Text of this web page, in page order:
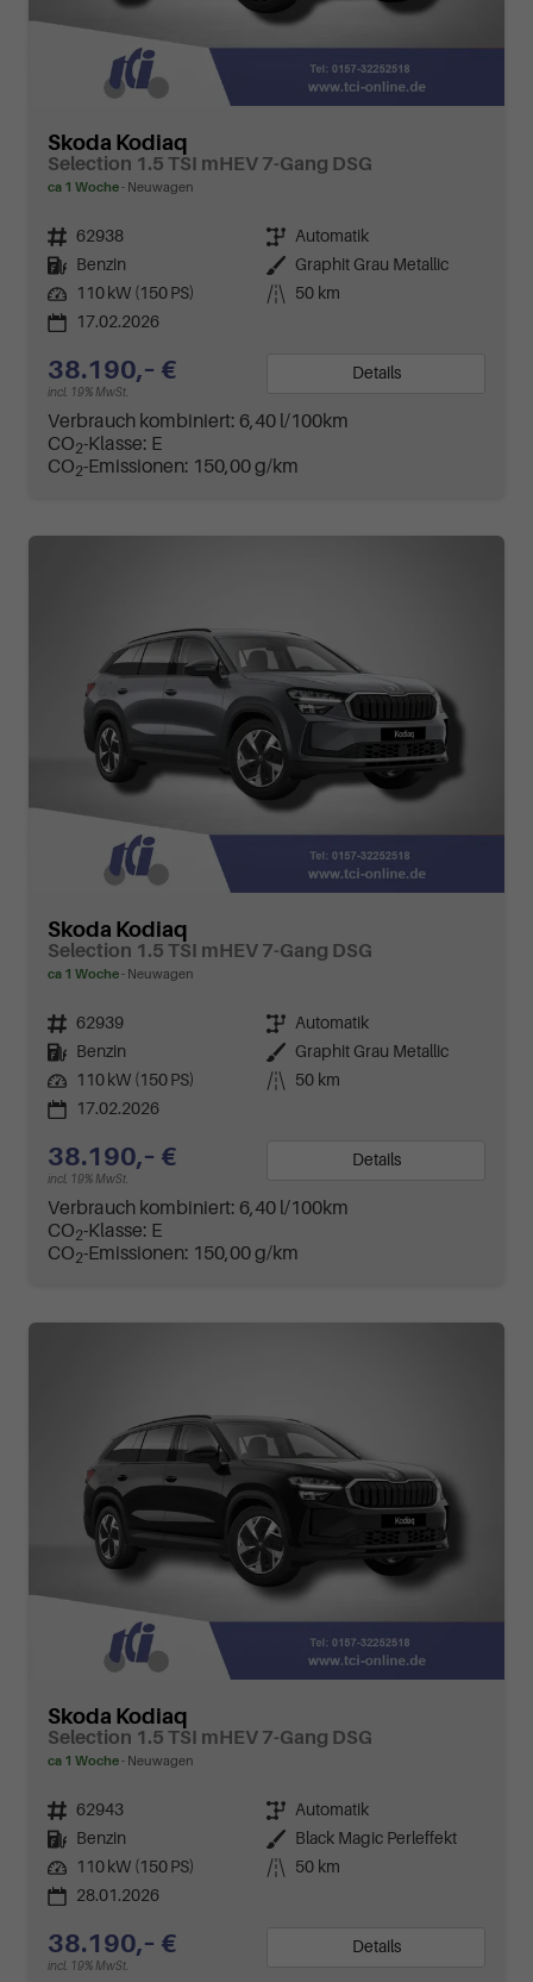
Skoda Kodiaq
Selection 1.5 TSI mHEV 7-Gang DSG
ca 1 Woche Neuwagen
Fahrzeugnr. 62938 Getriebe Automatik
Kraftstoff
Benzin Außenfarbe
Graphit Grau Metallic
Leistung
110 kW (150 PS) Kilometerstand
50 km
17.02.2026
38.190,– €
incl. 19% MwSt.
Details
Verbrauch kombiniert: 6,40 l/100km
CO2-Klasse: E
CO2-Emissionen: 150,00 g/km
Skoda Kodiaq
Selection 1.5 TSI mHEV 7-Gang DSG
ca 1 Woche Neuwagen
Fahrzeugnr. 62939 Getriebe Automatik
Kraftstoff
Benzin Außenfarbe
Graphit Grau Metallic
Leistung
110 kW (150 PS) Kilometerstand
50 km
17.02.2026
38.190,– €
incl. 19% MwSt.
Details
Verbrauch kombiniert: 6,40 l/100km
CO2-Klasse: E
CO2-Emissionen: 150,00 g/km
Skoda Kodiaq
Selection 1.5 TSI mHEV 7-Gang DSG
ca 1 Woche Neuwagen
Fahrzeugnr. 62943 Getriebe Automatik
Kraftstoff
Benzin Außenfarbe
Black Magic Perleffekt
Leistung
110 kW (150 PS) Kilometerstand
50 km
28.01.2026
38.190,– €
incl. 19% MwSt.
Details